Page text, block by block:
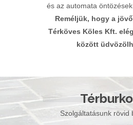
és az automata
Reméljük, hogy a
Térköves Köles Kft.
között
Szolgáltatásunk rövid